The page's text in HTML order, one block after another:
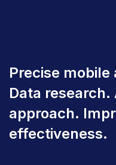
Precise mobile
Data
approach.
effectiveness.